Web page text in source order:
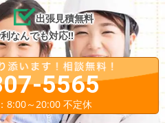
出張見積無料
なんでも対応!!
5565
8:00～20:00 不定休